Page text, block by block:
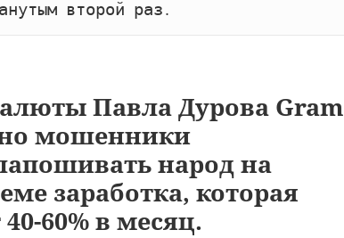
второй раз.
Павла Дурова Gram
мошенники
народ на
заработка, которая
60% в месяц.